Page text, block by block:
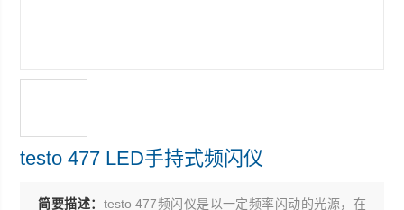
testo 477 LED手持式频闪仪
简要描述： testo 477频闪仪是以一定频率闪动的光源，在